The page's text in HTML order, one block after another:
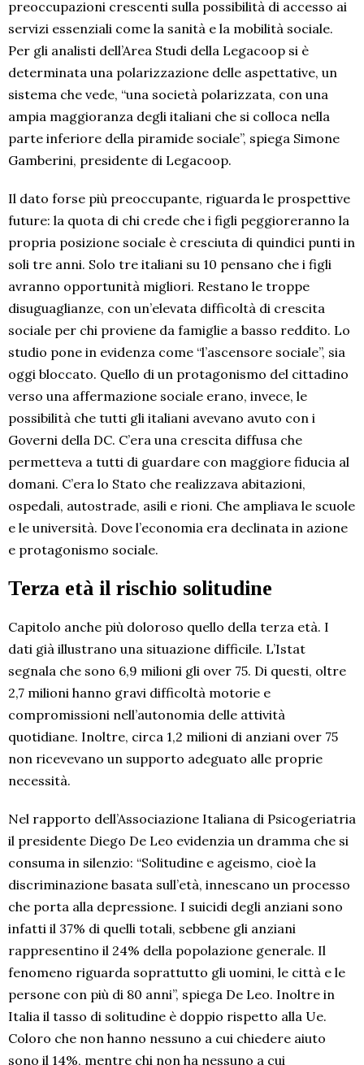
preoccupazioni crescenti sulla possibilità di accesso ai
servizi essenziali come la sanità e la mobilità sociale.
Per gli analisti dell’Area Studi della Legacoop si è
determinata una polarizzazione delle aspettative, un
sistema che vede, “una società polarizzata, con una
ampia maggioranza degli italiani che si colloca nella
parte inferiore della piramide sociale”, spiega Simone
Gamberini, presidente di Legacoop.
Il dato forse più preoccupante, riguarda le prospettive
future: la quota di chi crede che i figli peggioreranno la
propria posizione sociale è cresciuta di quindici punti in
soli tre anni. Solo tre italiani su 10 pensano che i figli
avranno opportunità migliori. Restano le troppe
disuguaglianze, con un’elevata difficoltà di crescita
sociale per chi proviene da famiglie a basso reddito. Lo
studio pone in evidenza come “l’ascensore sociale”, sia
oggi bloccato. Quello di un protagonismo del cittadino
verso una affermazione sociale erano, invece, le
possibilità che tutti gli italiani avevano avuto con i
Governi della DC. C’era una crescita diffusa che
permetteva a tutti di guardare con maggiore fiducia al
domani. C’era lo Stato che realizzava abitazioni,
ospedali, autostrade, asili e rioni. Che ampliava le scuole
e le università. Dove l’economia era declinata in azione
e protagonismo sociale.
Terza età il rischio solitudine
Capitolo anche più doloroso quello della terza età. I
dati già illustrano una situazione difficile. L’Istat
segnala che sono 6,9 milioni gli over 75. Di questi, oltre
2,7 milioni hanno gravi difficoltà motorie e
compromissioni nell’autonomia delle attività
quotidiane. Inoltre, circa 1,2 milioni di anziani over 75
non ricevevano un supporto adeguato alle proprie
necessità.
Nel rapporto dell’Associazione Italiana di Psicogeriatria
il presidente Diego De Leo evidenzia un dramma che si
consuma in silenzio: “Solitudine e ageismo, cioè la
discriminazione basata sull’età, innescano un processo
che porta alla depressione. I suicidi degli anziani sono
infatti il 37% di quelli totali, sebbene gli anziani
rappresentino il 24% della popolazione generale. Il
fenomeno riguarda soprattutto gli uomini, le città e le
persone con più di 80 anni”, spiega De Leo. Inoltre in
Italia il tasso di solitudine è doppio rispetto alla Ue.
Coloro che non hanno nessuno a cui chiedere aiuto
sono il 14%, mentre chi non ha nessuno a cui